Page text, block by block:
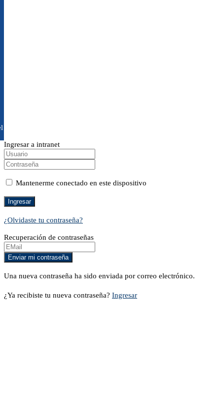
Ingresar a intranet
Mantenerme conectado en este dispositivo
¿Olvidaste tu contraseña?
Recuperación de contraseñas
Una nueva contraseña ha sido enviada por correo electrónico.
¿Ya recibiste tu nueva contraseña? Ingresar